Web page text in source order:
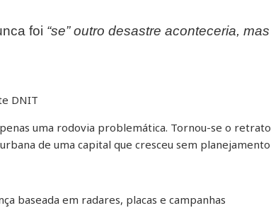
foi “se” outro desastre aconteceria, mas
DNIT
uma rodovia problemática. Tornou-se o retrato
de uma capital que cresceu sem planejamento
baseada em radares, placas e campanhas